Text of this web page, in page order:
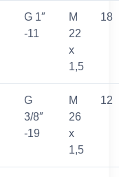
G 1″
-11
M
22
x
1,5
18
G
3/8″
-19
M
26
x
1,5
12